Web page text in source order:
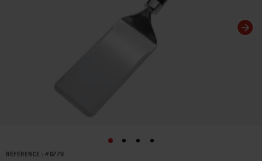
RÉFÉRENCE : # 6779